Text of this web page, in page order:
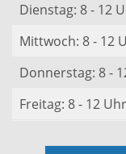
Dienstag: 8 - 12
Mittwoch: 8 - 12
Donnerstag: 8 -
Freitag: 8 - 12 Uhr